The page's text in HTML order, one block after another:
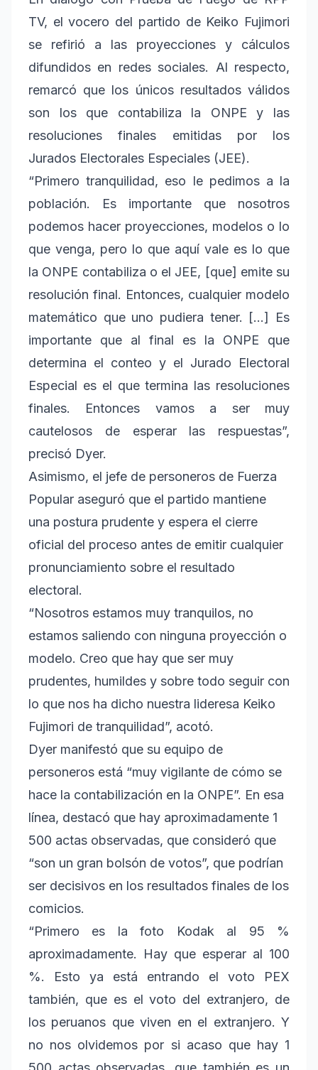
TV, el vocero del partido de Keiko Fujimori
se refirió a las proyecciones y cálculos
difundidos en redes sociales. Al respecto,
remarcó que los únicos resultados válidos
son los que contabiliza la ONPE y las
resoluciones finales emitidas por los
Jurados Electorales Especiales (JEE).
“Primero tranquilidad, eso le pedimos a la
población. Es importante que nosotros
podemos hacer proyecciones, modelos o lo
que venga, pero lo que aquí vale es lo que
la ONPE contabiliza o el JEE, [que] emite su
resolución final. Entonces, cualquier modelo
matemático que uno pudiera tener. […] Es
importante que al final es la ONPE que
determina el conteo y el Jurado Electoral
Especial es el que termina las resoluciones
finales. Entonces vamos a ser muy
cautelosos de esperar las respuestas”,
precisó Dyer.
Asimismo, el jefe de personeros de Fuerza
Popular aseguró que el partido mantiene
una postura prudente y espera el cierre
oficial del proceso antes de emitir cualquier
pronunciamiento sobre el resultado
electoral.
“Nosotros estamos muy tranquilos, no
estamos saliendo con ninguna proyección o
modelo. Creo que hay que ser muy
prudentes, humildes y sobre todo seguir con
lo que nos ha dicho nuestra lideresa Keiko
Fujimori de tranquilidad”, acotó.
Dyer manifestó que su equipo de
personeros está “muy vigilante de cómo se
hace la contabilización en la ONPE”. En esa
línea, destacó que hay aproximadamente 1
500 actas observadas, que consideró que
“son un gran bolsón de votos”, que podrían
ser decisivos en los resultados finales de los
comicios.
“Primero es la foto Kodak al 95 %
aproximadamente. Hay que esperar al 100
%. Esto ya está entrando el voto PEX
también, que es el voto del extranjero, de
los peruanos que viven en el extranjero. Y
no nos olvidemos por si acaso que hay 1